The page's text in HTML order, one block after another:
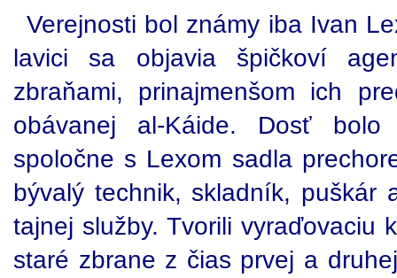
Verejnosti bol známy iba Ivan
lavici sa objavia špičkoví
zbraňami, prinajmenšom ich
obávanej al-Káide. Dosť
spoločne s Lexom sadla
bývalý technik, skladník, puškár
tajnej služby. Tvorili vyraďovaciu
staré zbrane z čias prvej a